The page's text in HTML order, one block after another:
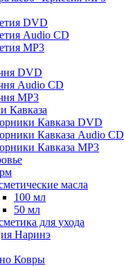
DVD
Audio CD
MP3
DVD
Audio CD
MP3
Кавказа
Кавказа DVD
Кавказа Audio CD
Кавказа MP3
масла
100 мл
50 мл
для ухода
Наринэ
Ковры